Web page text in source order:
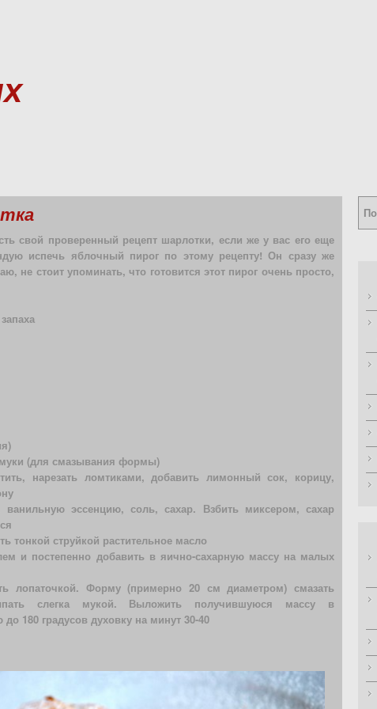
свой проверенный рецепт шарлотки, если же у вас его еще
испечь яблочный пирог по этому рецепту! Он сразу же
не стоит упоминать, что готовится этот пирог очень просто,
(для смазывания формы)
нарезать ломтиками, добавить лимонный сок, корицу,
ванильную эссенцию, соль, сахар. Взбить миксером, сахар
тонкой струйкой растительное масло
и постепенно добавить в яично-сахарную массу на малых
лопаточкой. Форму (примерно 20 см диаметром) смазать
слегка мукой. Выложить получившуюся массу в
180 градусов духовку на минут 30-40